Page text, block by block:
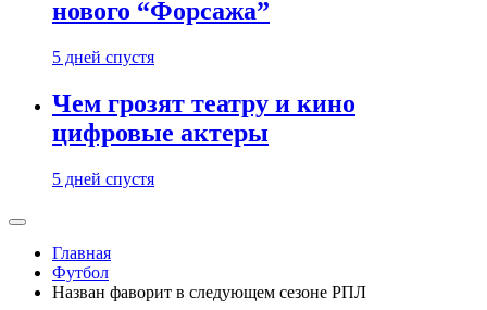
нового “Форсажа”
5 дней спустя
Чем грозят театру и кино
цифровые актеры
5 дней спустя
Главная
Футбол
Назван фаворит в следующем сезоне РПЛ